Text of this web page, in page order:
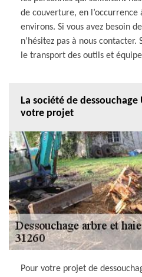
de couverture, en l’occurrence
environs. Si vous avez besoin
n’hésitez pas à nous contacter.
le transport des outils et
La société de
votre projet
Pour votre projet de